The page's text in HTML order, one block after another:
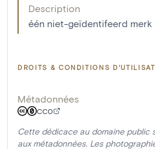
Description
één niet-geïdentifeerd merk
DROITS & CONDITIONS
Métadonnées
CC0
Cette dédicace au domaine public
aux métadonnées. Les